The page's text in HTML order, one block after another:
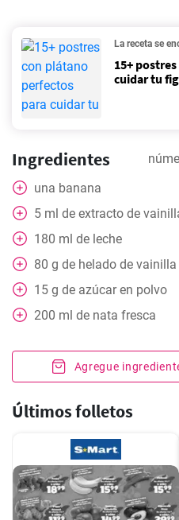
La receta se
15+
cuidar tu
Ingredientes
una banana
5 ml de extracto de
180 ml de leche
80 g de helado de vainilla
15 g de azúcar en polvo
200 ml de nata fresca
Agregue
Últimos folletos